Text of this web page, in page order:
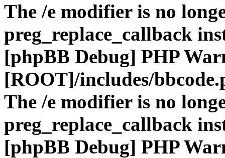
The /e modifier is no
preg_replace_callback
[phpBB Debug] PHP
[ROOT]/includes/
The /e modifier is no
preg_replace_callback
[phpBB Debug] PHP